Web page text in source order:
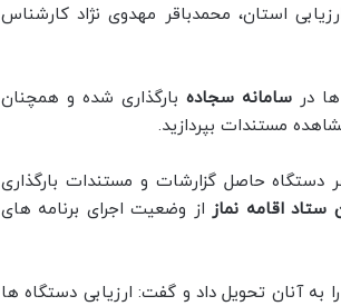
استان، محمدباقر مهدوی نژاد کارشناس
ها درسامانه سجاده بارگذاری شده و همچنان
مستندات بپردازید.
دستگاه حاصل گزارشات و مستندات بارگذاری
ستاد اقامه نماز از وضعیت اجرای برنامه های
به آنان تحویل داد و گفت: ارزیابی دستگاه ها